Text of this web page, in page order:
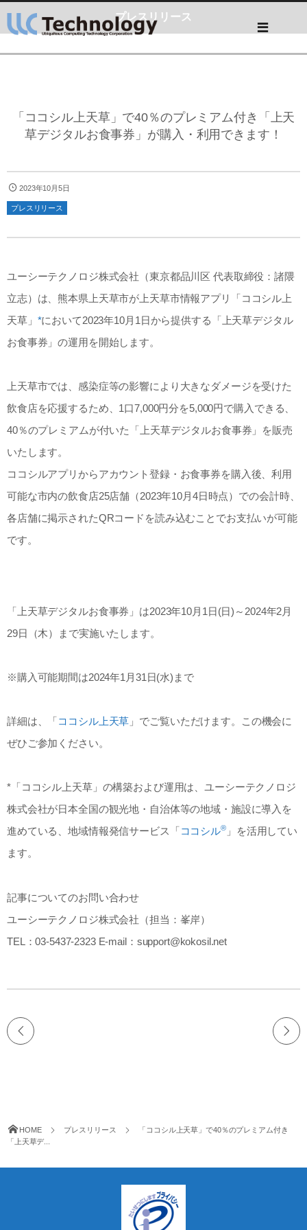
プレスリリース
「ココシル上天草」で40％のプレミアム付き「上天
草デジタルお食事券」が購入・利用できます！
2023年10月5日
プレスリリース
ユーシーテクノロジ株式会社（東京都品川区 代表取締役：諸隈
立志）は、熊本県上天草市が上天草市情報アプリ「ココシル上
天草」 *において2023年10月1日から提供する「上天草デジタル
お食事券」の運用を開始します。
上天草市では、感染症等の影響により大きなダメージを受けた
飲食店を応援するため、1口7,000円分を5,000円で購入できる、
40％のプレミアムが付いた「上天草デジタルお食事券」を販売
いたします。
ココシルアプリからアカウント登録・お食事券を購入後、利用
可能な市内の飲食店25店舗（2023年10月4日時点）での会計時、
各店舗に掲示されたQRコードを読み込むことでお支払いが可能
です。
「上天草デジタルお食事券」は2023年10月1日(日)～2024年2月
29日（木）まで実施いたします。
※購入可能期間は2024年1月31日(水)まで
詳細は、「ココシル上天草 」でご覧いただけます。この機会に
ぜひご参加ください。
*「ココシル上天草」の構築および運用は、ユーシーテクノロジ
株式会社が日本全国の観光地・自治体等の地域・施設に導入を
進めている、地域情報発信サービス「 ココシル®」を活用してい
ます。
記事についてのお問い合わせ
ユーシーテクノロジ株式会社（担当：峯岸）
TEL：03-5437-2323 E-mail：support@kokosil.net
HOME プレスリリース
「ココシル上天草」で40％のプレミアム付き
「上天草デ...